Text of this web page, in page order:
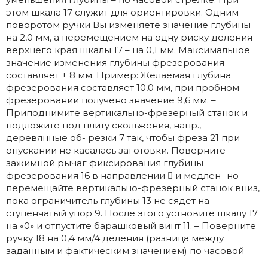
этом шкала 17 служит для ориентировки. Одним
поворотом ручки Вы изменяете значение глубины
на 2,0 мм, а перемещением на одну риску деления
верхнего края шкалы 17 – на 0,1 мм. Максимальное
значение изменения глубины фрезерования
составляет ± 8 мм. Пример: Желаемая глубина
фрезерования составляет 10,0 мм, при пробном
фрезеровании получено значение 9,6 мм. –
Приподнимите вертикально-фрезерный станок и
подложите под плиту скольжения, напр.,
деревянные об- резки 7 так, чтобы фреза 21 при
опускании не касалась заготовки. Поверните
зажимной рычаг фиксирования глубины
фрезерования 16 в направлении  и медлен- но
перемещайте вертикально-фрезерный станок вниз,
пока ограничитель глубины 13 не сядет на
ступенчатый упор 9. После этого устновите шкалу 17
на «0» и отпустите барашковый винт 11. – Поверните
ручку 18 на 0,4 мм/4 деления (разница между
заданным и фактическим значением) по часовой